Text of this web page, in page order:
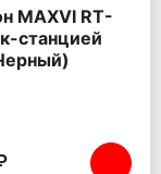
MAXVI RT-
станцией